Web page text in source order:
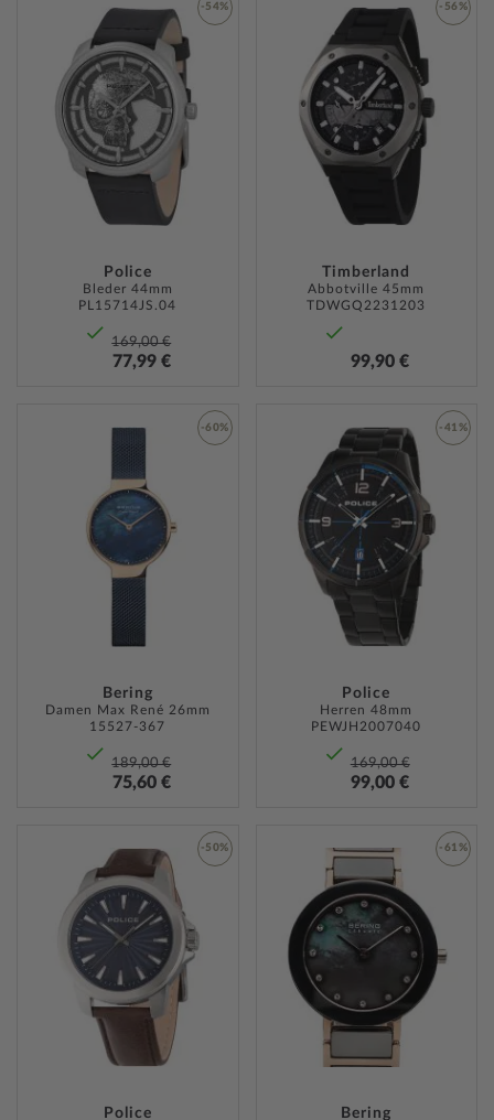
Police
Bleder 44mm
PL15714JS.04
169,00 €
77,99 €
-54%
WUNSCHLISTE
HINZUFÜGEN
Timberland
Abbotville 45mm
TDWGQ2231203
99,90 €
-56%
Bering
Damen Max René 26mm
15527-367
189,00 €
75,60 €
-60%
WUNSCHLISTE
HINZUFÜGEN
Police
Herren 48mm
PEWJH2007040
169,00 €
99,00 €
-41%
Police
-50%
WUNSCHLISTE
HINZUFÜGEN
Bering
-61%